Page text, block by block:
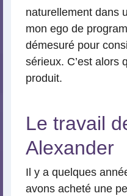
naturellement dans
mon ego de
démesuré pour
sérieux. C’est alors
produit.
Le travail
Alexander
Il y a quelques
avons acheté une